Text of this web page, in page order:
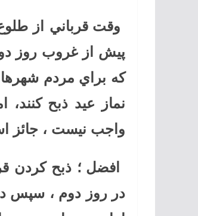
وقت قرباني از
پيش از غروب روز
كه براي مردم شهرها
نماز عيد ذبح
واجب نيست ، جائز
افضل ؛ ذبح كردن
در روز دوم ، سپس